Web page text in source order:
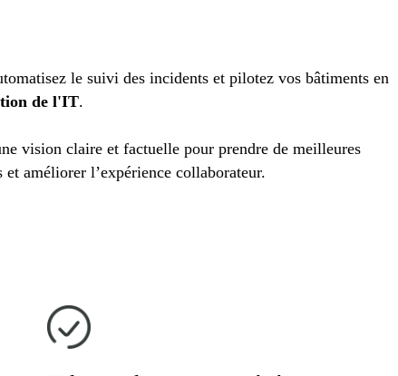
le suivi des incidents et pilotez vos bâtiments en
de l'IT.
vision claire et factuelle pour prendre de meilleures
améliorer l’expérience collaborateur.